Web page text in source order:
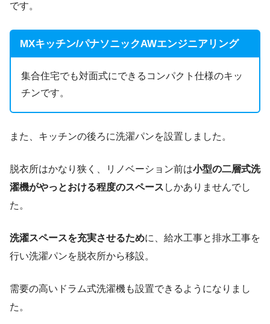
です。
MXキッチン/パナソニックAWエンジニアリング
集合住宅でも対面式にできるコンパクト仕様のキッ
チンです。
また、キッチンの後ろに洗濯パンを設置しました。
脱衣所はかなり狭く、リノベーション前は小型の二層式洗
濯機がやっとおける程度のスペース しかありませんでし
た。
洗濯スペースを充実させるために、給水工事と排水工事を
行い洗濯パンを脱衣所から移設。
需要の高いドラム式洗濯機も設置できるようになりまし
た。